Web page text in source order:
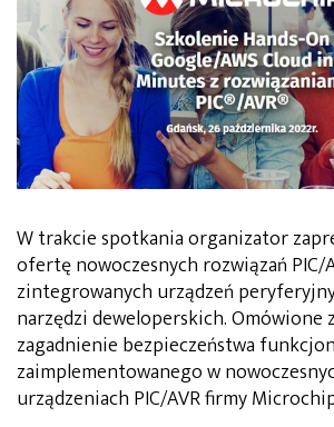
W trakcie spotkania organizator
ofertę nowoczesnych rozwiązań PIC/
zintegrowanych urządzeń
narzędzi deweloperskich. Omówione
zagadnienie bezpieczeństwa
zaimplementowanego w
urządzeniach PIC/AVR firmy